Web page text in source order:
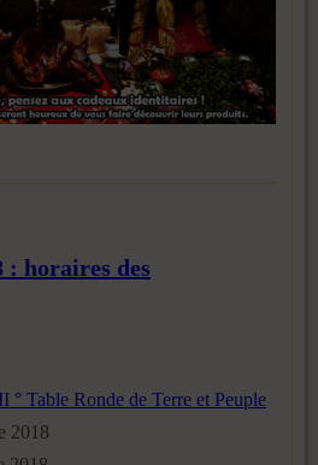
: horaires des
° Table Ronde de Terre et Peuple
2018